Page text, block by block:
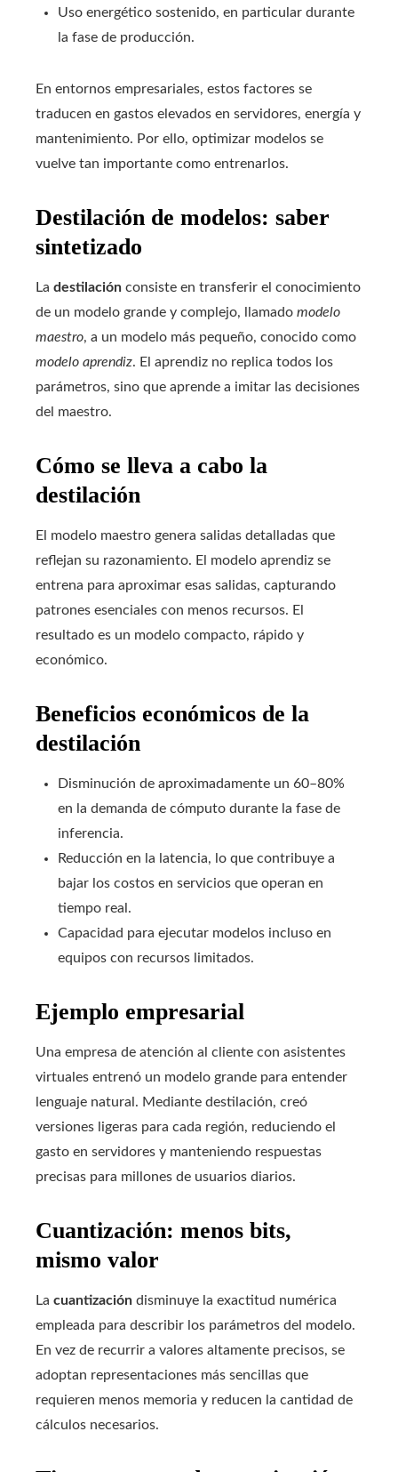
Uso energético sostenido, en particular durante
la fase de producción.
En entornos empresariales, estos factores se
traducen en gastos elevados en servidores, energía y
mantenimiento. Por ello, optimizar modelos se
vuelve tan importante como entrenarlos.
Destilación de modelos: saber
sintetizado
La destilación consiste en transferir el conocimiento
de un modelo grande y complejo, llamado modelo
maestro, a un modelo más pequeño, conocido como
modelo aprendiz. El aprendiz no replica todos los
parámetros, sino que aprende a imitar las decisiones
del maestro.
Cómo se lleva a cabo la
destilación
El modelo maestro genera salidas detalladas que
reflejan su razonamiento. El modelo aprendiz se
entrena para aproximar esas salidas, capturando
patrones esenciales con menos recursos. El
resultado es un modelo compacto, rápido y
económico.
Beneficios económicos de la
destilación
Disminución de aproximadamente un 60–80%
en la demanda de cómputo durante la fase de
inferencia.
Reducción en la latencia, lo que contribuye a
bajar los costos en servicios que operan en
tiempo real.
Capacidad para ejecutar modelos incluso en
equipos con recursos limitados.
Ejemplo empresarial
Una empresa de atención al cliente con asistentes
virtuales entrenó un modelo grande para entender
lenguaje natural. Mediante destilación, creó
versiones ligeras para cada región, reduciendo el
gasto en servidores y manteniendo respuestas
precisas para millones de usuarios diarios.
Cuantización: menos bits,
mismo valor
La cuantización disminuye la exactitud numérica
empleada para describir los parámetros del modelo.
En vez de recurrir a valores altamente precisos, se
adoptan representaciones más sencillas que
requieren menos memoria y reducen la cantidad de
cálculos necesarios.